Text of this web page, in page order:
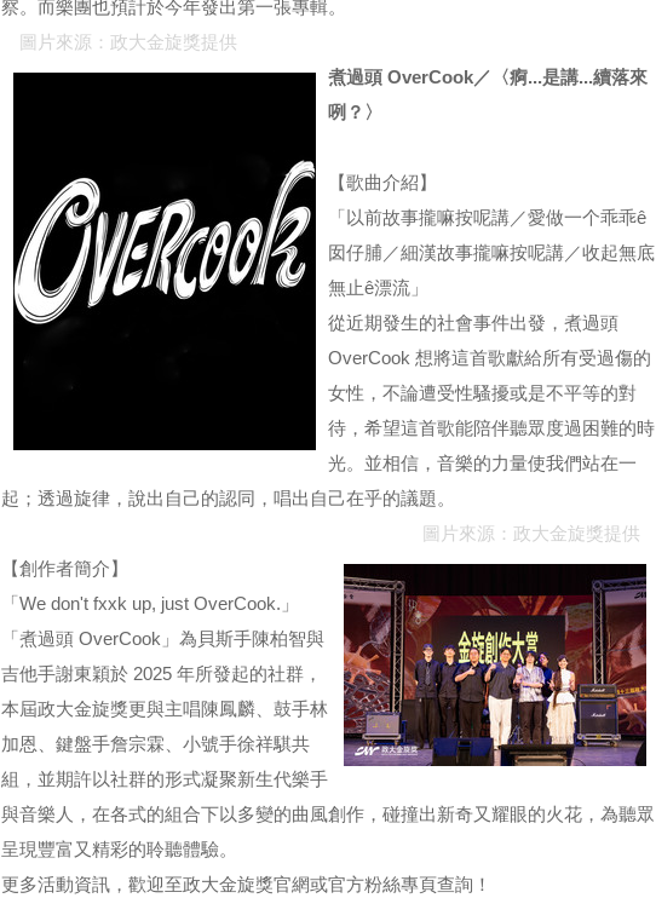
察。而樂團也預計於今年發出第一張專輯。
圖片來源：政大金旋獎提供
煮過頭 OverCook／〈痾...是講...續落來
咧？〉
【歌曲介紹】
「以前故事攏嘛按呢講／愛做一个乖乖ê
囡仔脯／細漢故事攏嘛按呢講／收起無底
無止ê漂流」
從近期發生的社會事件出發，煮過頭
OverCook 想將這首歌獻給所有受過傷的
女性，不論遭受性騷擾或是不平等的對
待，希望這首歌能陪伴聽眾度過困難的時
光。並相信，音樂的力量使我們站在一
起；透過旋律，說出自己的認同，唱出自己在乎的議題。
圖片來源：政大金旋獎提供
【創作者簡介】
「We don't fxxk up, just OverCook.」
「煮過頭 OverCook」為貝斯手陳柏智與
吉他手謝東穎於 2025 年所發起的社群，
本屆政大金旋獎更與主唱陳鳳麟、鼓手林
加恩、鍵盤手詹宗霖、小號手徐祥騏共
組，並期許以社群的形式凝聚新生代樂手
與音樂人，在各式的組合下以多變的曲風創作，碰撞出新奇又耀眼的火花，為聽眾
呈現豐富又精彩的聆聽體驗。
更多活動資訊，歡迎至政大金旋獎官網或官方粉絲專頁查詢！